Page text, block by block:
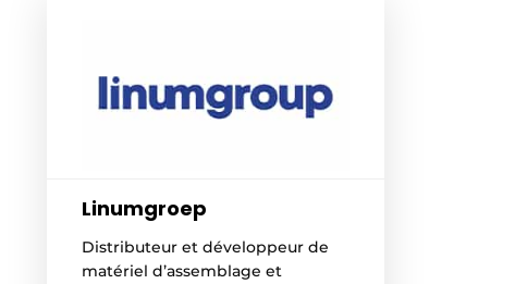
Linumgroep
Distributeur et développeur de
matériel d’assemblage et